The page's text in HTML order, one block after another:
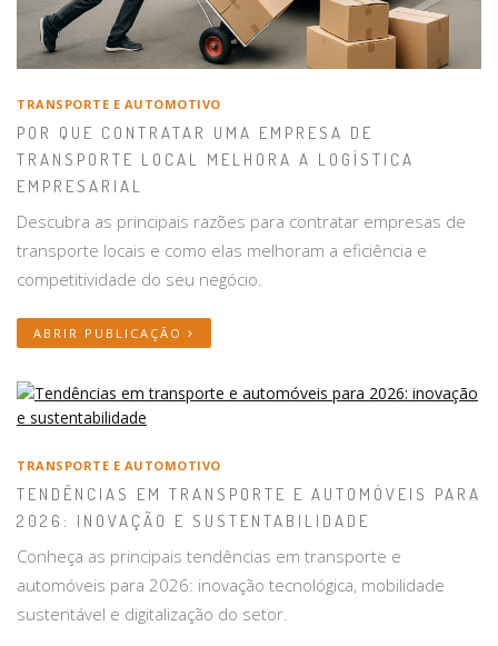
TRANSPORTE E AUTOMOTIVO
POR QUE CONTRATAR UMA EMPRESA DE
TRANSPORTE LOCAL MELHORA A LOGÍSTICA
EMPRESARIAL
Descubra as principais razões para contratar empresas de
transporte locais e como elas melhoram a eficiência e
competitividade do seu negócio.
ABRIR PUBLICAÇÃO
TRANSPORTE E AUTOMOTIVO
TENDÊNCIAS EM TRANSPORTE E AUTOMÓVEIS PARA
2026: INOVAÇÃO E SUSTENTABILIDADE
Conheça as principais tendências em transporte e
automóveis para 2026: inovação tecnológica, mobilidade
sustentável e digitalização do setor.